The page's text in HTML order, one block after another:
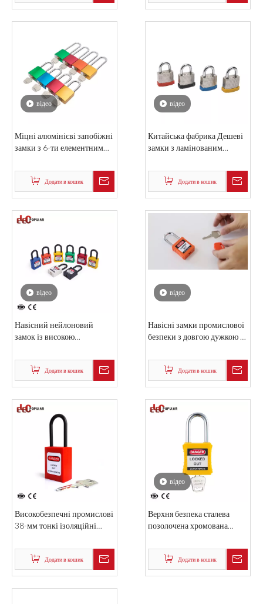
відео
Міцні алюмінієві запобіжні
замки з 6-ти елементним
Додати в кошик
відео
Китайська фабрика Дешеві
замки з ламінованим
дужками
Додати в кошик
відео
Навісний нейлоновий
замок із високою
Додати в кошик
відео
Навісні замки промислової
безпеки з довгою дужкою із
безпеки
Додати в кошик
Високобезпечні промислові
38-мм тонкі ізоляційні
Додати в кошик
відео
Верхня безпека сталева
позолочена хромована
для тіла замки Canda
Додати в кошик